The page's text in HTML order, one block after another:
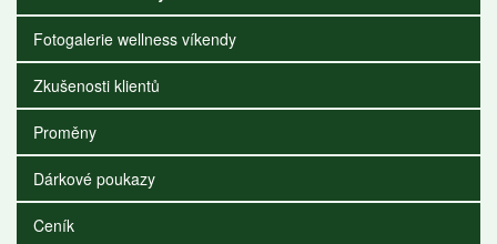
Fotogalerie wellness víkendy
Zkušenosti klientů
Proměny
Dárkové poukazy
Ceník